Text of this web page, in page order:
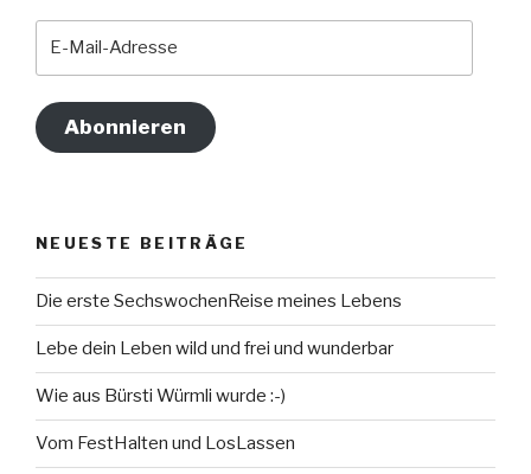
Abonnieren
NEUESTE BEITRÄGE
Die erste SechswochenReise meines Lebens
Lebe dein Leben wild und frei und wunderbar
Wie aus Bürsti Würmli wurde :-)
Vom FestHalten und LosLassen